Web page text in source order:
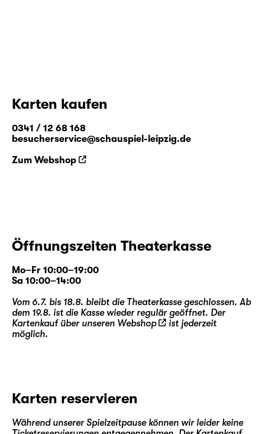
Karten kaufen
0341 / 12 68 168
besucherservice@schauspiel-leipzig.de
Zum Webshop
Öffnungszeiten Theaterkasse
Mo–Fr 10:00–19:00
Sa 10:00–14:00
Vom 6.7. bis 18.8. bleibt die Theaterkasse geschlossen. Ab
dem 19.8. ist die Kasse wieder regulär geöffnet. Der
Kartenkauf über unseren Webshop
ist jederzeit
möglich.
Karten reservieren
Während unserer Spielzeitpause können wir leider keine